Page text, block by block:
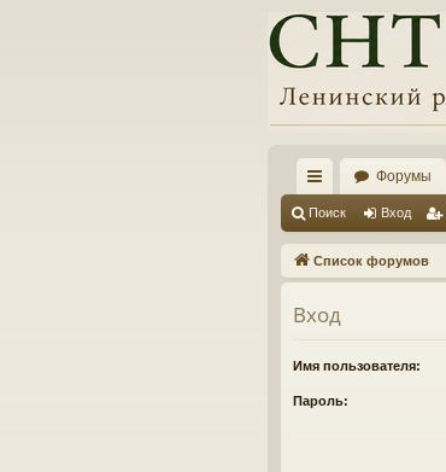
с
ы
лк
и
Форумы
Поиск Вход
Список форумов
Вход
Имя пользователя:
Пароль: